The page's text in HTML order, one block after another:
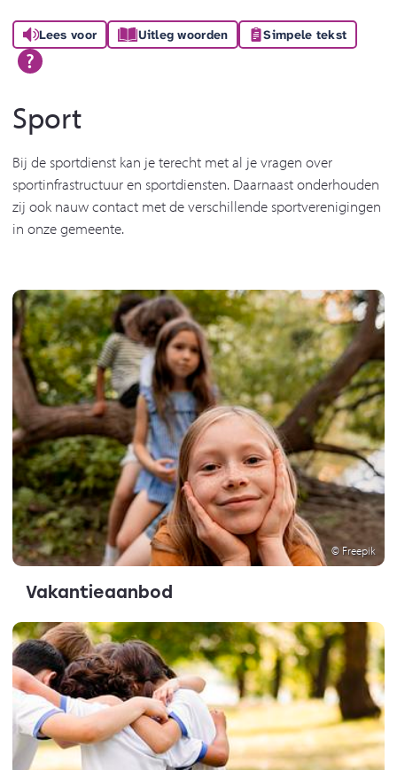
Lees voor Uitleg woorden Simpele tekst
Sport
Bij de sportdienst kan je terecht met al je vragen over
sportinfrastructuur en sportdiensten. Daarnaast onderhouden
zij ook nauw contact met de verschillende sportverenigingen
in onze gemeente.
© Freepik
Vakantieaanbod